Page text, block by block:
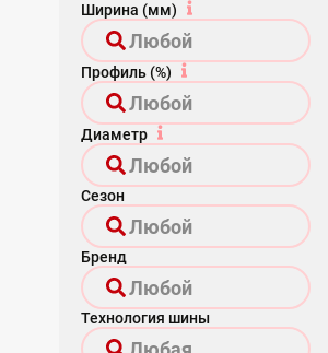
Ширина (мм)
Профиль (%)
Диаметр
Сезон
Бренд
Технология шины